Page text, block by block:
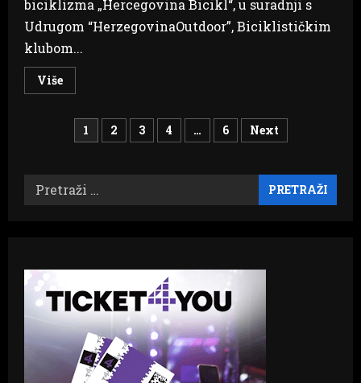
biciklizma „Hercegovina Bicikl“, u suradnji s
Udrugom “HerzegovinaOutdoor”, Biciklističkim
klubom...
VišeRead
more
Herzegovina
2023
naBrojevi
stranica
objava
1 2 3 4 … 6 Next
Pretraži: